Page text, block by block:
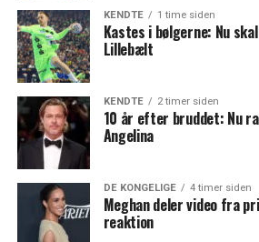
KENDTE 1 time siden
Kastes i bølgerne: Nu
Lillebælt
KENDTE 2 timer siden
10 år efter bruddet: Nu
Angelina
DE KONGELIGE 4 timer siden
Meghan deler video fra
reaktion